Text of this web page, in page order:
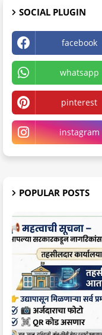
SOCIAL PLUGIN
facebook
whatsapp
pinterest
instagram
POPULAR POSTS